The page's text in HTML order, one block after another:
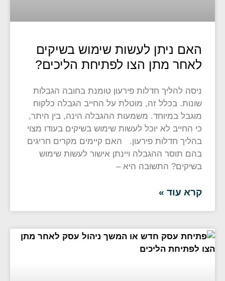
האם ניתן לעשות שימוש בשיקים
לאחר מתן הצו לפתיחת הליכים?
ניסה להליך חדלות פירעון טומנת בחובה הגבלות
שונות. בכלל זה, מוטלת על החייב הגבלה כלקוח
מוגבל במיוחד. משמעות ההגבלה הינה, בין היתר,
כי החייב לא יוכל לעשות שימוש בשיקים בעודו מצוי
בהליך חדלות פירעון. האם קיימים מקרים חריגים
בהם תוסר ההגבלה ויינתן אישור לעשות שימוש
בשיקים? התשובה היא –
קרא עוד »